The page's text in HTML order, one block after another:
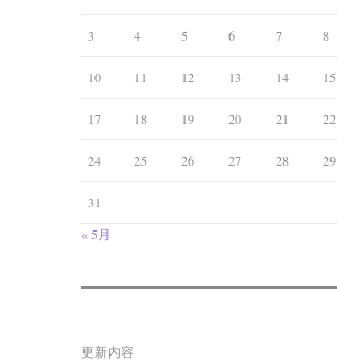
3 4 5 6 7 8
10 11 12 13 14 15
17 18 19 20 21 22
24 25 26 27 28 29
31
« 5月
更新内容